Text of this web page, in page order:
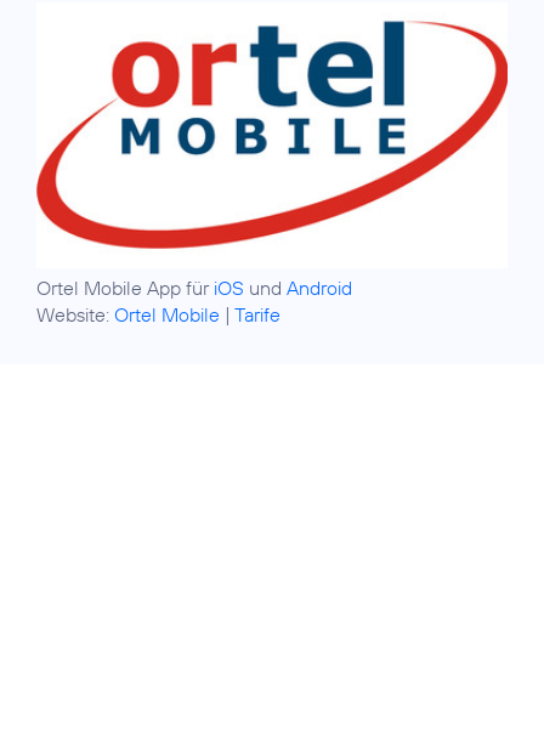
Ortel Mobile App für iOS und Android
Website: Ortel Mobile | Tarife